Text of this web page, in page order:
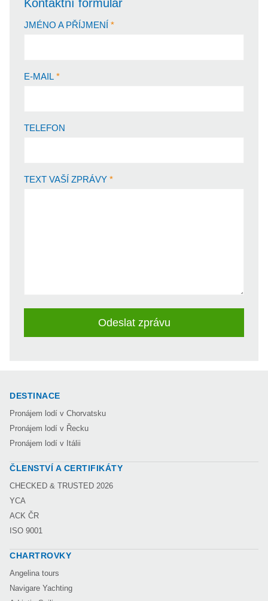
Kontaktní formulář
JMÉNO A PŘÍJMENÍ
E-MAIL
TELEFON
TEXT VAŠÍ ZPRÁVY
Odeslat zprávu
DESTINACE
Pronájem lodí v Chorvatsku
Pronájem lodí v Řecku
Pronájem lodí v Itálii
ČLENSTVÍ A CERTIFIKÁTY
CHECKED & TRUSTED 2026
YCA
ACK ČR
ISO 9001
CHARTROVKY
Angelina tours
Navigare Yachting